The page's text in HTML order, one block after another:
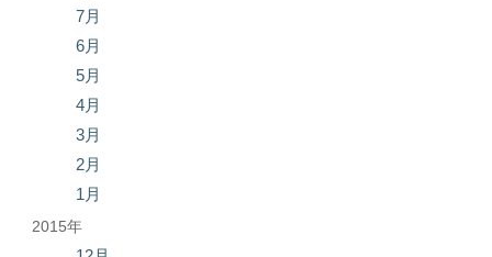
7月
6月
5月
4月
3月
2月
1月
2015年